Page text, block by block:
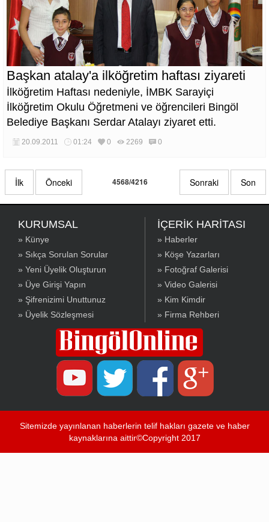
Başkan atalay'a ilköğretim haftası ziyareti
İlköğretim Haftası nedeniyle, İMBK Sarayiçi
İlköğretim Okulu Öğretmeni ve öğrencileri Bingöl
Belediye Başkanı Serdar Atalayı ziyaret etti.
20.09.2011 01:24 0 2269 0
İlk Önceki 4568/4216 Sonraki Son
KURUMSAL
» Künye
» Sıkça Sorulan Sorular
» Yeni Üyelik Oluşturun
» Üye Girişi Yapın
» Şifrenizimi Unuttunuz
» Üyelik Sözleşmesi
İÇERİK HARİTASI
» Haberler
» Köşe Yazarları
» Fotoğraf Galerisi
» Video Galerisi
» Kim Kimdir
» Firma Rehberi
Sitemizde yayınlanan haberlerin telif hakları gazete ve haber
kaynaklarına aittir©Copyright 2017